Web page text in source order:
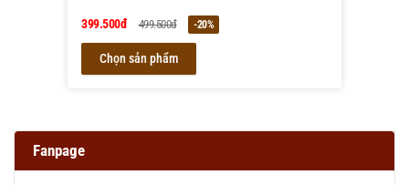
399.500đ 499.500đ -20%
Chọn sản phẩm
Fanpage